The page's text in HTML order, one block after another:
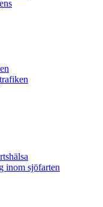
inom sjöfarten